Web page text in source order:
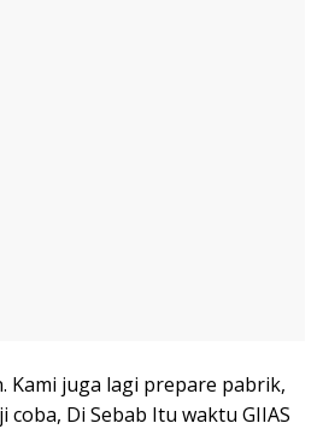
Kami juga lagi prepare pabrik,
Di Sebab Itu waktu GIIAS